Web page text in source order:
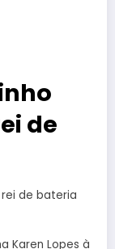
de
de bateria
Karen Lopes à